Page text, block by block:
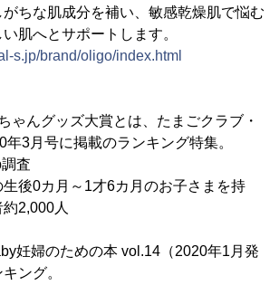
ちな肌成分を補い、敏感乾燥肌で悩む
肌へとサポートします。
s.jp/brand/oligo/index.html
んグッズ大賞とは、たまごクラブ・
3月号に掲載のランキング特集。
査
生後0カ月～1才6カ月のお子さまを持
2,000人
妊婦のための本 vol.14（2020年1月発
ング。